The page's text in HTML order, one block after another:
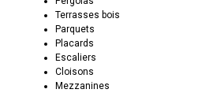
Terrasses bois
Parquets
Placards
Escaliers
Cloisons
Mezzanines